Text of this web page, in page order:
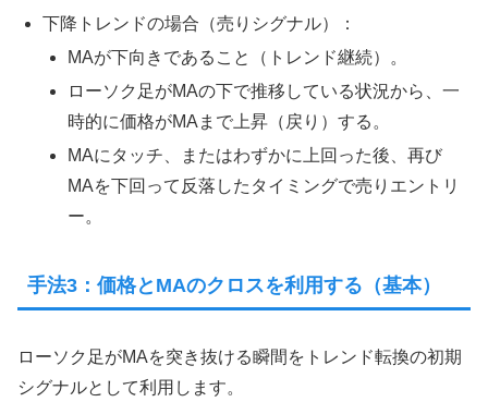
下降トレンドの場合（売りシグナル）：
MAが下向きであること（トレンド継続）。
ローソク足がMAの下で推移している状況から、一
時的に価格がMAまで上昇（戻り）する。
MAにタッチ、またはわずかに上回った後、再び
MAを下回って反落したタイミングで売りエントリ
ー。
手法3：価格とMAのクロスを利用する（基本）
ローソク足がMAを突き抜ける瞬間をトレンド転換の初期
シグナルとして利用します。